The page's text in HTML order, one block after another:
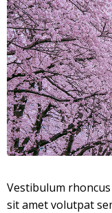
Vestibulum
sit amet volutpat